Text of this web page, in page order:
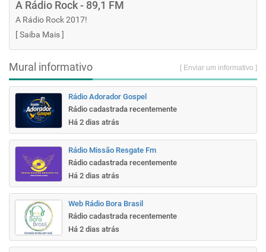
A Rádio Rock - 89,1 FM
A Rádio Rock 2017!
[Saiba Mais]
Mural informativo [ Enviar um informativo ]
Rádio Adorador Gospel
Rádio cadastrada recentemente
Há 2 dias atrás
Rádio Missão Resgate Fm
Rádio cadastrada recentemente
Há 2 dias atrás
Web Rádio Bora Brasil
Rádio cadastrada recentemente
Há 2 dias atrás